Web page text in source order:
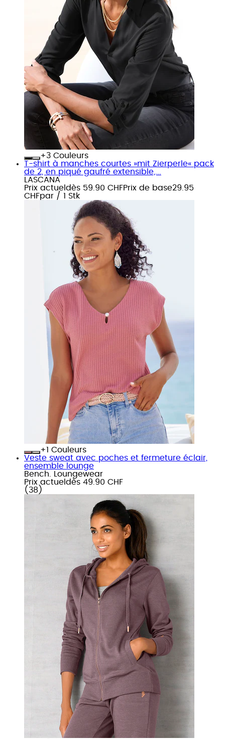
+
Couleurs
T-shirt à manches courtes »mit Zierperle« pack
de 2, en piqué gaufré extensible,...
LASCANA
Prix actuel dès 59.90 CHFPrix de base29.95
CHFpar / 1 Stk
+
Couleurs
Veste sweat avec poches et fermeture éclair,
ensemble lounge
Bench. Loungewear
Prix actuel dès 49.90 CHF
( 38 )